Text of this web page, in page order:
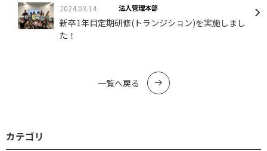
2024.03.14 法人管理本部
新卒1年目定期研修(トランジション)を実施しまし
た！
一覧へ戻る
カテゴリ